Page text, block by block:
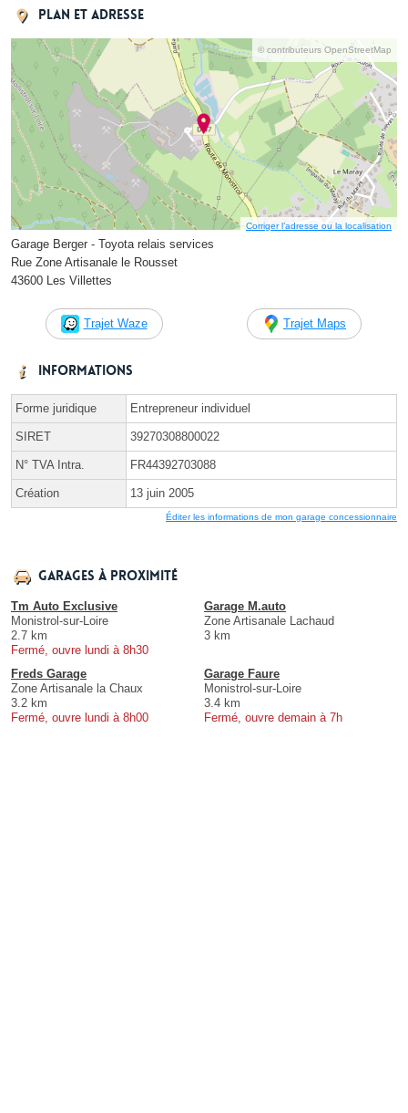
Plan et adresse
© contributeurs OpenStreetMap
Corriger l’adresse ou la localisation
Garage Berger - Toyota relais services
Rue Zone Artisanale le Rousset
43600 Les Villettes
Trajet Waze Trajet Maps
Informations
Forme juridique Entrepreneur individuel
SIRET 39270308800022
N° TVA Intra. FR44392703088
Création 13 juin 2005
Éditer les informations de mon garage concessionnaire
Garages à proximité
Tm Auto Exclusive
Monistrol-sur-Loire
2.7 km
Fermé, ouvre lundi à 8h30
Garage M.auto
Zone Artisanale Lachaud
3 km
Freds Garage
Zone Artisanale la Chaux
3.2 km
Fermé, ouvre lundi à 8h00
Garage Faure
Monistrol-sur-Loire
3.4 km
Fermé, ouvre demain à 7h